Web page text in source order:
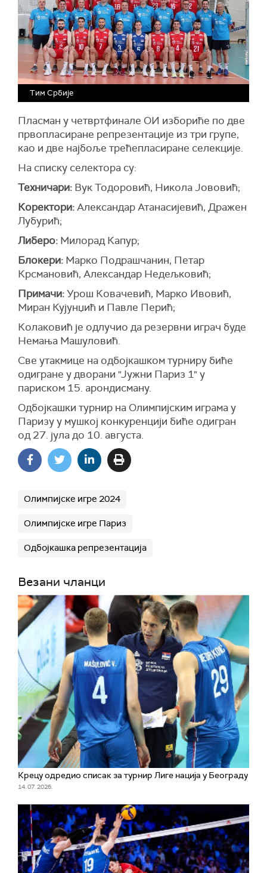
Тим Србије
Пласман у четвртфинале ОИ избориће по две
првопласиране репрезентације из три групе,
као и две најбоље трећепласиране селекције.
На списку селектора су:
Техничари: Вук Тодоровић, Никола Јововић;
Коректори:Александар Атанасијевић, Дражен
Лубурић;
Либеро: Милорад Капур;
Блокери: Марко Подрашчанин, Петар
Крсмановић, Александар Недељковић;
Примачи:Урош Ковачевић, Марко Ивовић,
Миран Кујунџић и Павле Перић;
Колаковић је одлучио да резервни играч буде
Немања Машуловић.
Све утакмице на одбојкашком турниру биће
одигране у дворани "Јужни Париз 1" у
париском 15. арондисману.
Одбојкашки турнир на Олимпијским играма у
Паризу у мушкој конкуренцији биће одигран
од 27. јула до 10. августа.
Олимпијске игре 2024
Олимпијске игре Париз
Одбојкашка репрезентација
Везани чланци
Крецу одредио списак за турнир Лиге нација у Београду
14. 07. 2026.